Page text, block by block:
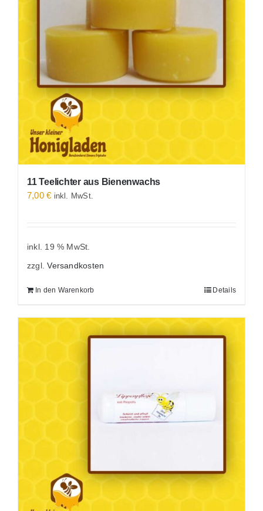
11 Teelichter aus Bienenwachs
7,00€ inkl. MwSt.
inkl. 19 % MwSt.
zzgl.Versandkosten
In den Warenkorb Details